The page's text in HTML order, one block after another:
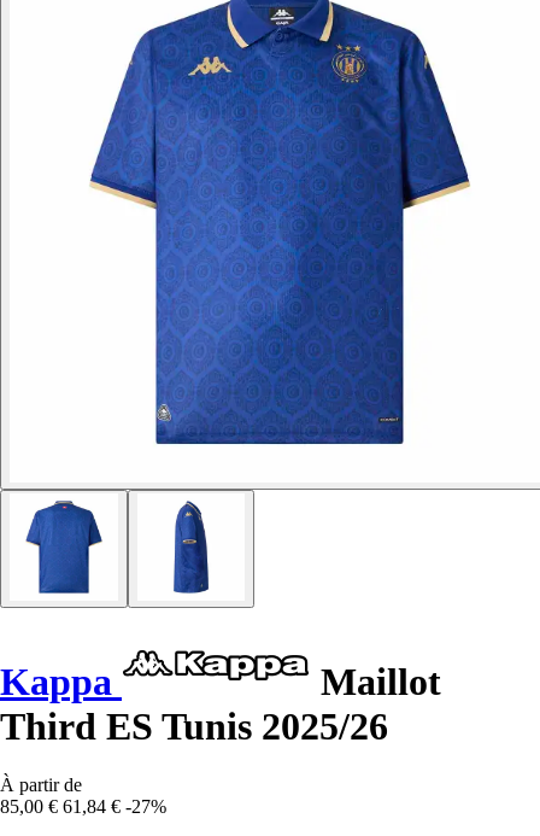
Kappa
Maillot
Third ES Tunis 2025/26
À partir de
85,00 € 61,84 € -27%